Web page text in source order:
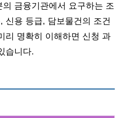
금융기관에서 요구하는 조
신용 등급, 담보물건의 조건
리 명확히 이해하면 신청 과
습니다.